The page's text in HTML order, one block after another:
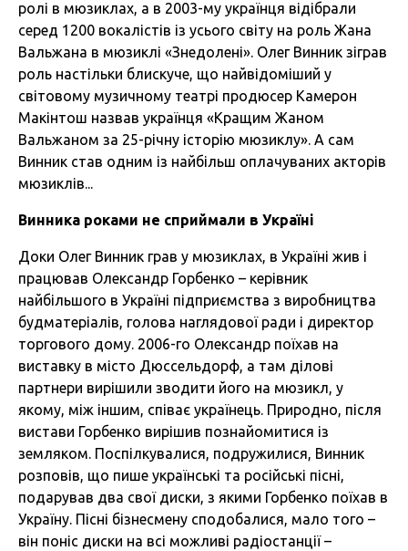
ролі в мюзиклах, а в 2003-му українця відібрали
серед 1200 вокалістів із усього світу на роль Жана
Вальжана в мюзиклі «Знедолені». Олег Винник зіграв
роль настільки блискуче, що найвідоміший у
світовому музичному театрі продюсер Камерон
Макінтош назвав українця «Кращим Жаном
Вальжаном за 25-річну історію мюзиклу». А сам
Винник став одним із найбільш оплачуваних акторів
мюзиклів...
Винника роками не сприймали в Україні
Доки Олег Винник грав у мюзиклах, в Україні жив і
працював Олександр Горбенко – керівник
найбільшого в Україні підприємства з виробництва
будматеріалів, голова наглядової ради і директор
торгового дому. 2006-го Олександр поїхав на
виставку в місто Дюссельдорф, а там ділові
партнери вирішили зводити його на мюзикл, у
якому, між іншим, співає українець. Природно, після
вистави Горбенко вирішив познайомитися із
земляком. Поспілкувалися, подружилися, Винник
розповів, що пише українські та російські пісні,
подарував два свої диски, з якими Горбенко поїхав в
Україну. Пісні бізнесмену сподобалися, мало того –
він поніс диски на всі можливі радіостанції –